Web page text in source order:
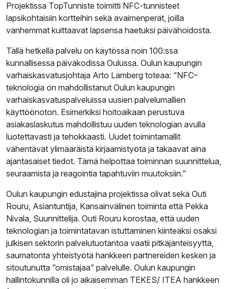
Projektissa TopTunniste toimitti NFC-tunnisteet
lapsikohtaisiin kortteihin sekä avaimenperät, joilla
vanhemmat kuittaavat lapsensa haetuksi päivähoidosta.
Tällä hetkellä palvelu on käytössä noin 100:ssa
kunnallisessa päiväkodissa Oulussa. Oulun kaupungin
varhaiskasvatusjohtaja Arto Lamberg toteaa: ”NFC–
teknologia on mahdollistanut Oulun kaupungin
varhaiskasvatuspalveluissa uusien palvelumallien
käyttöönoton. Esimerkiksi hoitoaikaan perustuva
asiakaslaskutus mahdollistuu uuden teknologian avulla
luotettavasti ja tehokkaasti. Uudet toimintamallit
vähentävät ylimääräistä kirjaamistyötä ja takaavat aina
ajantasaiset tiedot. Tämä helpottaa toiminnan suunnittelua,
seuraamista ja reagointia tapahtuviin muutoksiin.”
Oulun kaupungin edustajina projektissa olivat sekä Outi
Rouru, Asiantuntija, Kansainvälinen toiminta että Pekka
Nivala, Suunnittelija. Outi Rouru korostaa, että uuden
teknologian ja toimintatavan istuttaminen kiinteäksi osaksi
julkisen sektorin palvelutuotantoa vaatii pitkäjänteisyyttä,
saumatonta yhteistyötä hankkeen partnereiden kesken ja
sitoutunutta ”omistajaa” palvelulle. Oulun kaupungin
hallintokunnilla oli jo aikaisemman TEKES/ ITEA hankkeen